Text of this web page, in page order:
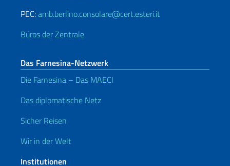
PEC:amb.berlino.consolare@cert.esteri.it
Büros der Zentrale
Das Farnesina-Netzwerk
Die Farnesina – Das MAECI
Das diplomatische Netz
Sicher Reisen
Wir in der Welt
Institutionen